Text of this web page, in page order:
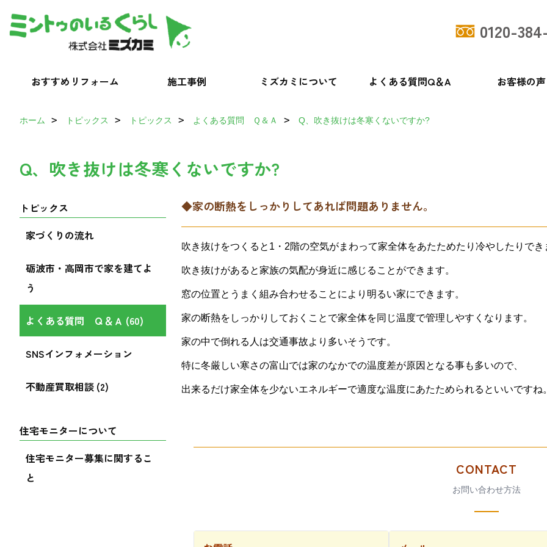
0120-
おすすめリフォーム 施工事例 ミズカミについて よくある質問Q＆A お客様の声
ホーム トピックス トピックス よくある質問 Ｑ＆Ａ Q、吹き抜けは冬寒くないですか?
Q、吹き抜けは冬寒くないですか?
◆家の断熱をしっかりしてあれば問題ありません。
吹き抜けをつくると1・2階の空気がまわって家全体をあたためたり冷やしたりでき
吹き抜けがあると家族の気配が身近に感じることができます。
窓の位置とうまく組み合わせることにより明るい家にできます。
家の断熱をしっかりしておくことで家全体を同じ温度で管理しやすくなります。
家の中で倒れる人は交通事故より多いそうです。
特に冬厳しい寒さの富山では家のなかでの温度差が原因となる事も多いので、
出来るだけ家全体を少ないエネルギーで適度な温度にあたためられるといいですね
CONTACT
お問い合わせ方法
トピックス
家づくりの流れ
砺波市・高岡市で家を建てよ
う
よくある質問 Ｑ＆Ａ (60)
SNSインフォメーション
不動産買取相談 (2)
住宅モニターについて
住宅モニター募集に関するこ
と